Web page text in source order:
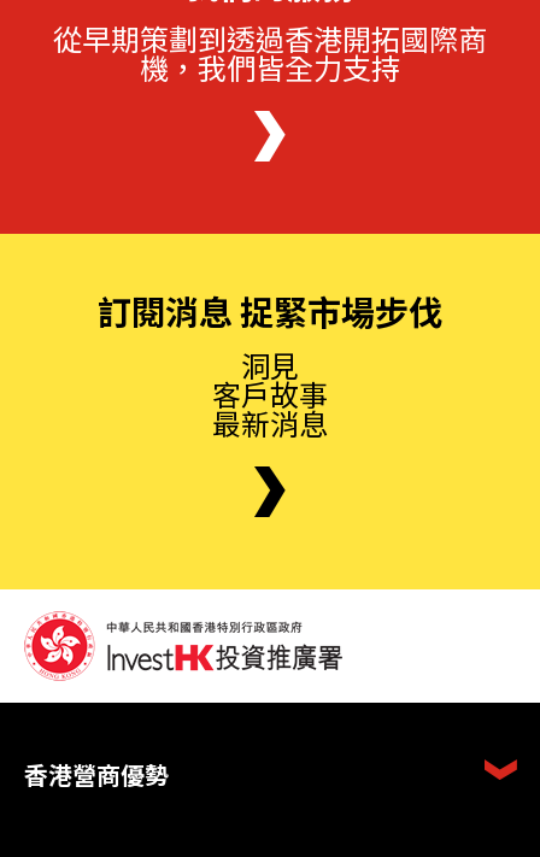
從早期策劃到透過香港開拓國際商
機，我們皆全力支持
訂閱消息 捉緊市場步伐
洞見
客戶故事
最新消息
香港營商優勢